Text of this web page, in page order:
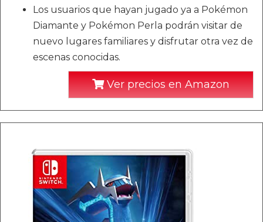
Los usuarios que hayan jugado ya a Pokémon
Diamante y Pokémon Perla podrán visitar de
nuevo lugares familiares y disfrutar otra vez de
escenas conocidas.
Ver precios en Amazon